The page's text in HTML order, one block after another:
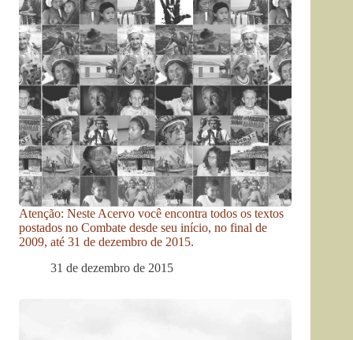
Atenção: Neste Acervo você encontra todos os textos
postados no Combate desde seu início, no final de
2009, até 31 de dezembro de 2015.
31 de dezembro de 2015